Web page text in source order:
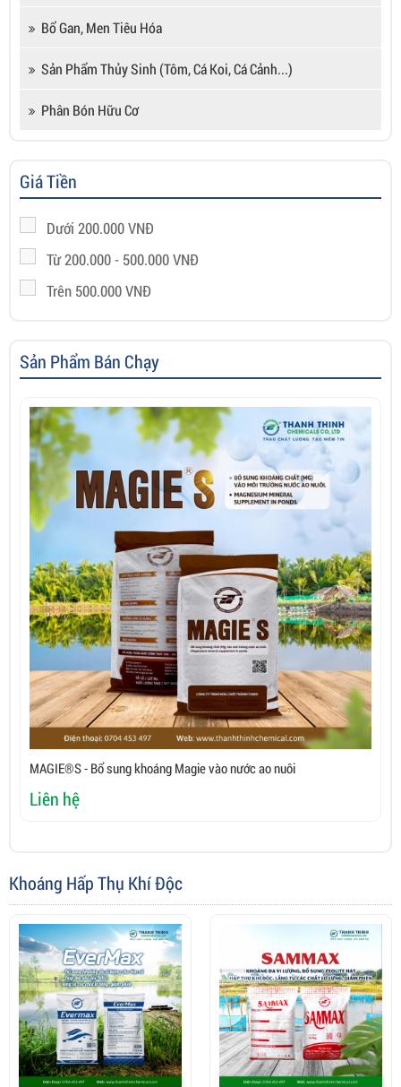
Khoáng Hấp Thụ Khí Độc
Bổ Gan, Men Tiêu Hóa
Sản Phẩm Thủy Sinh (tôm, Cá Koi, Cá Cảnh...)
Phân Bón Hữu Cơ
Giá Tiền
Dưới 200.000 VNĐ
Từ 200.000 - 500.000 VNĐ
Trên 500.000 VNĐ
Sản Phẩm Bán Chạy
MAGIE®S - Bổ sung khoáng Magie vào nước ao nuôi
Liên hệ